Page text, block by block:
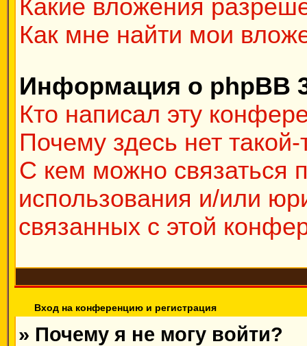
Какие вложения
Как мне найти мои
Информация о phpBB
Кто написал эту
Почему здесь нет
С кем можно связаться
использования и/или
связанных с этой
Вход на конференцию и регистрация
» Почему я не могу войти?